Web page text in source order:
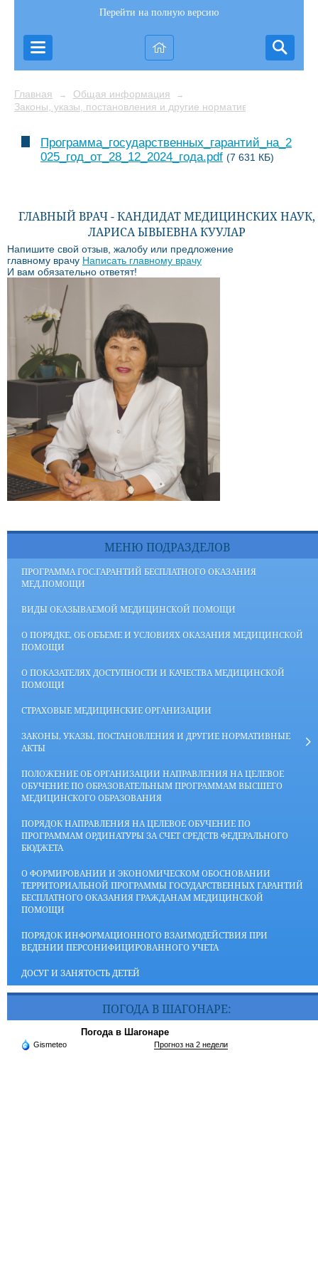
Перейти на полную версию
Главная → Общая информация →
Законы, указы, постановления и другие нормативные акты
Программа_государственных_гарантий_на_2
025_год_от_28_12_2024_года.pdf (7 631 КБ)
ГЛАВНЫЙ ВРАЧ - КАНДИДАТ МЕДИЦИНСКИХ НАУК,
ЛАРИСА ЫВЫЕВНА КУУЛАР
Напишите свой отзыв, жалобу или предложение
главному врачу Написать главному врачу
И вам обязательно ответят!
МЕНЮ ПОДРАЗДЕЛОВ
ПРОГРАММА ГОС.ГАРАНТИЙ БЕСПЛАТНОГО ОКАЗАНИЯ
МЕД.ПОМОЩИ
ВИДЫ ОКАЗЫВАЕМОЙ МЕДИЦИНСКОЙ ПОМОЩИ
О ПОРЯДКЕ, ОБ ОБЪЕМЕ И УСЛОВИЯХ ОКАЗАНИЯ МЕДИЦИНСКОЙ
ПОМОЩИ
О ПОКАЗАТЕЛЯХ ДОСТУПНОСТИ И КАЧЕСТВА МЕДИЦИНСКОЙ
ПОМОЩИ
СТРАХОВЫЕ МЕДИЦИНСКИЕ ОРГАНИЗАЦИИ
ЗАКОНЫ, УКАЗЫ, ПОСТАНОВЛЕНИЯ И ДРУГИЕ НОРМАТИВНЫЕ
АКТЫ
ПОЛОЖЕНИЕ ОБ ОРГАНИЗАЦИИ НАПРАВЛЕНИЯ НА ЦЕЛЕВОЕ
ОБУЧЕНИЕ ПО ОБРАЗОВАТЕЛЬНЫМ ПРОГРАММАМ ВЫСШЕГО
МЕДИЦИНСКОГО ОБРАЗОВАНИЯ
ПОРЯДОК НАПРАВЛЕНИЯ НА ЦЕЛЕВОЕ ОБУЧЕНИЕ ПО
ПРОГРАММАМ ОРДИНАТУРЫ ЗА СЧЕТ СРЕДСТВ ФЕДЕРАЛЬНОГО
БЮДЖЕТА
О ФОРМИРОВАНИИ И ЭКОНОМИЧЕСКОМ ОБОСНОВАНИИ
ТЕРРИТОРИАЛЬНОЙ ПРОГРАММЫ ГОСУДАРСТВЕННЫХ ГАРАНТИЙ
БЕСПЛАТНОГО ОКАЗАНИЯ ГРАЖДАНАМ МЕДИЦИНСКОЙ
ПОМОЩИ
ПОРЯДОК ИНФОРМАЦИОННОГО ВЗАИМОДЕЙСТВИЯ ПРИ
ВЕДЕНИИ ПЕРСОНИФИЦИРОВАННОГО УЧЕТА
ДОСУГ И ЗАНЯТОСТЬ ДЕТЕЙ
ПОГОДА В ШАГОНАРЕ:
Погода в Шагонаре
Gismeteo Прогноз на 2 недели